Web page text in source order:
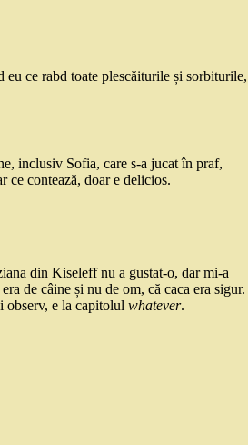
eu ce rabd toate plescăiturile și sorbiturile,
inclusiv Sofia, care s-a jucat în praf,
ce contează, doar e delicios.
din Kiseleff nu a gustat-o, dar mi-a
de câine și nu de om, că caca era sigur.
e la capitolul whatever.